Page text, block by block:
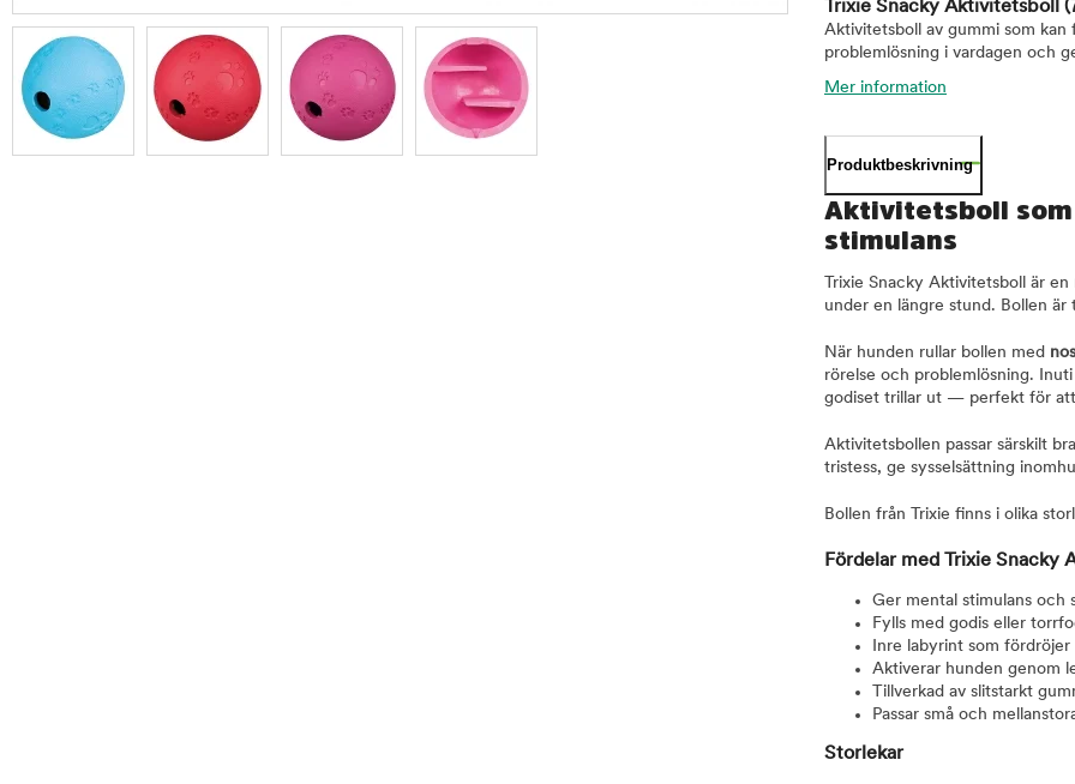
Trixie Snacky Aktivitetsboll
Aktivitetsboll av gummi som
problemlösning i vardagen och
Mer information
Produktbeskrivning
Aktivitetsboll
stimulans
Trixie Snacky Aktivitetsboll är en
under en längre stund. Bollen är
När hunden rullar bollen med
rörelse och problemlösning.
godiset trillar ut — perfekt för
Aktivitetsbollen passar särskilt
tristess, ge sysselsättning
Bollen från Trixie finns i olika
Fördelar med Trixie Snacky
Ger mental stimulans och
Fylls med godis eller
Inre labyrint som fördröjer
Aktiverar hunden genom
Tillverkad av slitstarkt
Passar små och
Storlekar